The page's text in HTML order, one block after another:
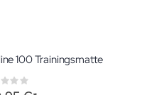
100 Trainingsmatte
Rating: